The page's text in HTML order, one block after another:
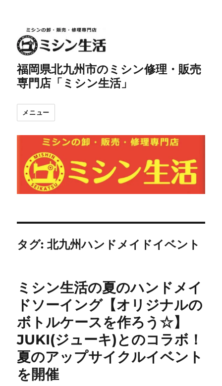
福岡県北九州市のミシン修理・販売
専門店「ミシン生活」
メニュー
タグ:北九州ハンドメイドイベント
ミシン生活の夏のハンドメイ
ドソーイング【オリジナルの
ボトルケースを作ろう☆】
JUKI(ジューキ)とのコラボ！
夏のアップサイクルイベント
を開催